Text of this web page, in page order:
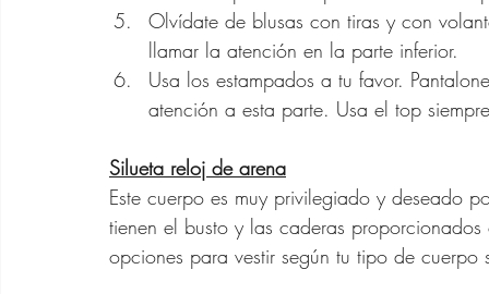
Olvídate de blusas con tiras y con
llamar la atención en la parte inferior.
Usa los estampados a tu favor.
atención a esta parte. Usa el top
Silueta reloj de arena
Este cuerpo es muy privilegiado y deseado
tienen el busto y las caderas
opciones para vestir según tu tipo de cuerpo